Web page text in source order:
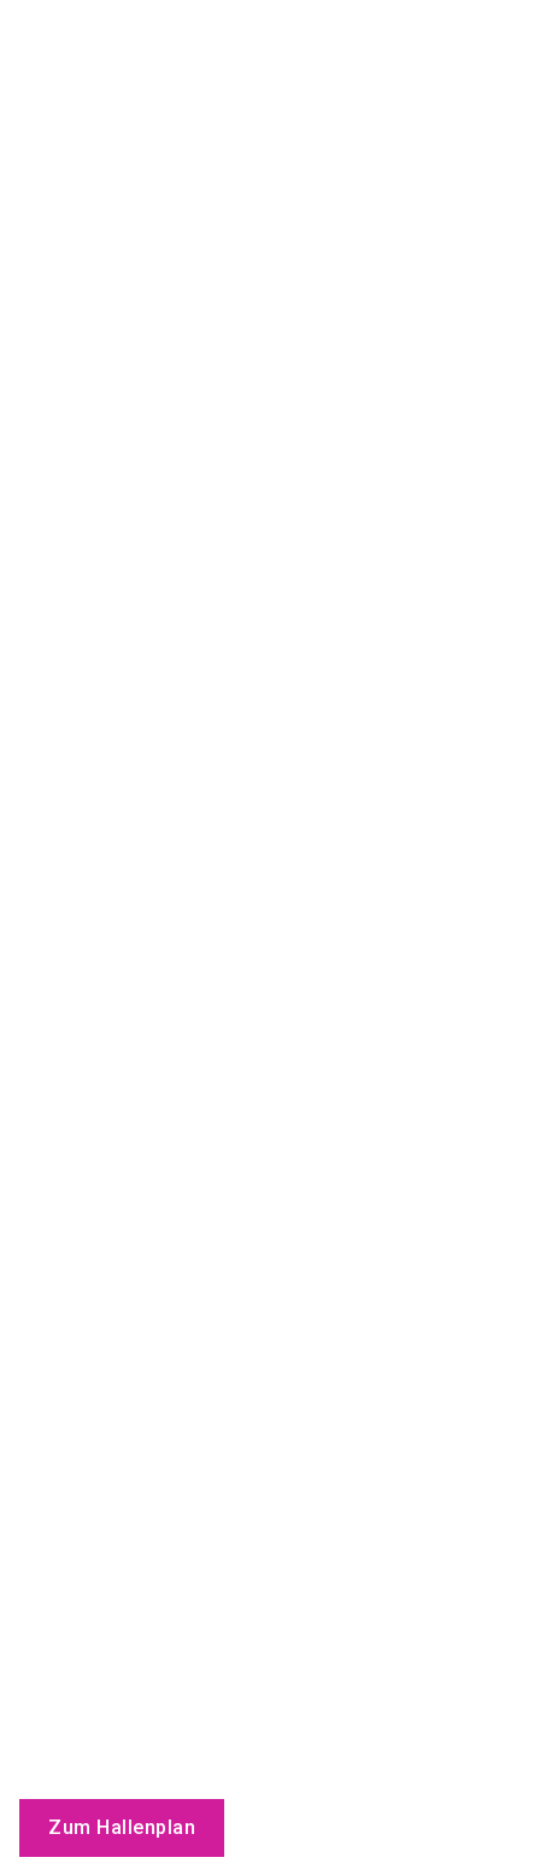
Zum Hallenplan